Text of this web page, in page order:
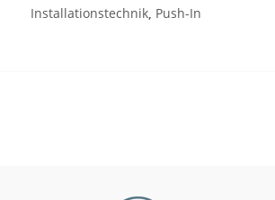
Installationstechnik, Push-In